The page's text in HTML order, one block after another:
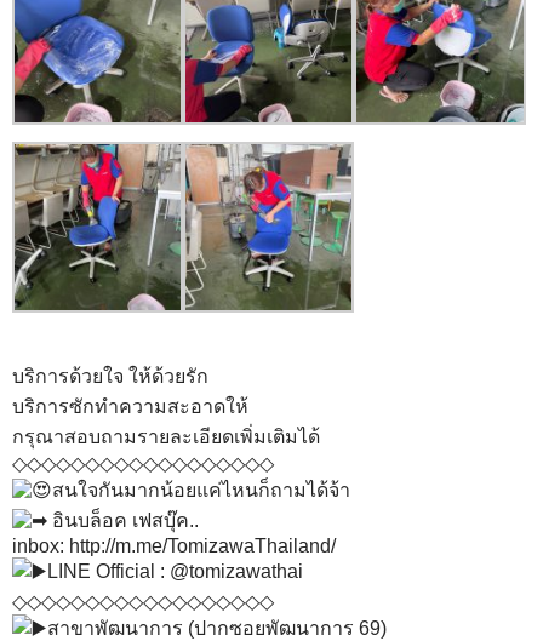
บริการด้วยใจ ให้ด้วยรัก
บริการซักทำความสะอาดให้
กรุณาสอบถามรายละเอียดเพิ่มเติมได้
◇◇◇◇◇◇◇◇◇◇◇◇◇◇◇◇◇◇
สนใจกันมากน้อยแค่ไหนก็ถามได้จ้า
อินบล็อค เฟสบุ๊ค..
inbox: http://m.me/TomizawaThailand/
LINE Official : @tomizawathai
◇◇◇◇◇◇◇◇◇◇◇◇◇◇◇◇◇◇
สาขาพัฒนาการ (ปากซอยพัฒนาการ 69)